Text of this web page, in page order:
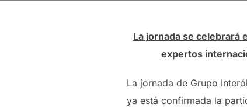
La jornada se celebrará
expertos
La jornada de Grupo
ya está confirmada la